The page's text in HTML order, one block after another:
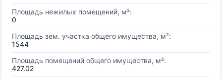
Площадь нежилых помещений, м²:
0
Площадь зем. участка общего имущества, м²:
1544
Площадь помещений общего имущества, м²:
427.02